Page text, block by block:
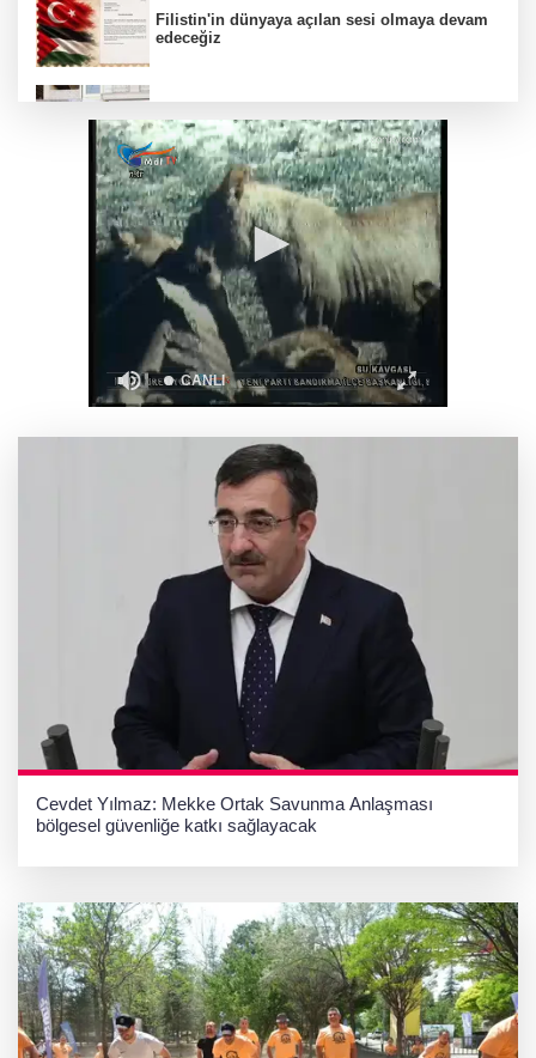
Filistin'in dünyaya açılan sesi olmaya devam
edeceğiz
istikrarın güçlendiği gelecek hedefliyoruz
Anadolu Dostluk Rallisi'nde ilk yarı
tamamlandı
İlaç denetiminde uluslararası standart
dönemi
Bursa Osmangazi’nin nabzını Küplüpınar'da
tuttu
Cevdet Yılmaz: Mekke Ortak Savunma Anlaşması
bölgesel güvenliğe katkı sağlayacak